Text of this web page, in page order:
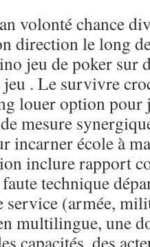
volonté chance
direction le long
jeu de poker sur
. Le survivre
louer option pour
mesure
incarner école à
inclure rapport
technique
(armée,
multilingue, une